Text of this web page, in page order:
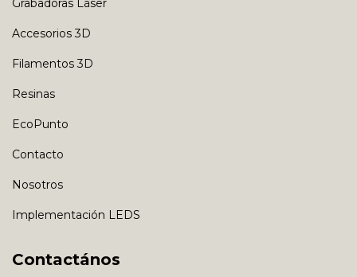
Grabadoras Láser
Accesorios 3D
Filamentos 3D
Resinas
EcoPunto
Contacto
Nosotros
Implementación LEDS
Contactános